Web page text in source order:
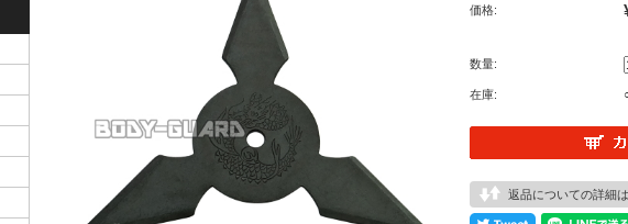
価格:
数量:
在庫:
返品についての詳細